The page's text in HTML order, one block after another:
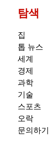
탐색
집
톱 뉴스
세계
경제
과학
기술
스포츠
오락
문의하기